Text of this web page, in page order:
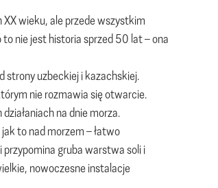
wieku, ale przede wszystkim
nie jest historia sprzed 50 lat – ona
strony uzbeckiej i kazachskiej.
nie rozmawia się otwarcie.
na dnie morza.
to nad morzem – łatwo
gruba warstwa soli i
nowoczesne instalacje